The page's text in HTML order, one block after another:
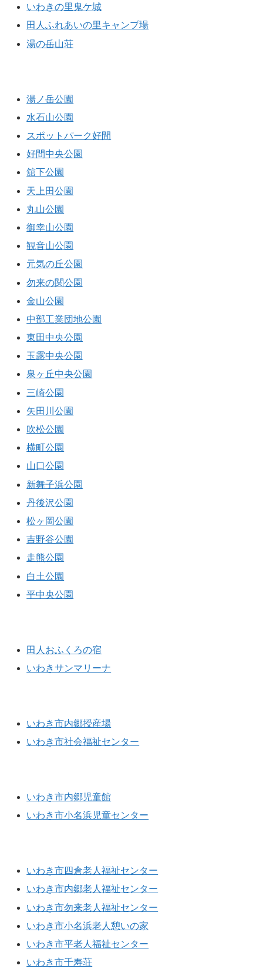
いわきの里鬼ケ城
田人ふれあいの里キャンプ場
湯の岳山荘
湯ノ岳公園
水石山公園
スポットパーク好間
好間中央公園
舘下公園
天上田公園
丸山公園
御幸山公園
観音山公園
元気の丘公園
勿来の関公園
金山公園
中部工業団地公園
東田中央公園
玉露中央公園
泉ヶ丘中央公園
三崎公園
矢田川公園
吹松公園
横町公園
山口公園
新舞子浜公園
丹後沢公園
松ヶ岡公園
吉野谷公園
走熊公園
白土公園
平中央公園
田人おふくろの宿
いわきサンマリーナ
いわき市内郷授産場
いわき市社会福祉センター
いわき市内郷児童館
いわき市小名浜児童センター
いわき市四倉老人福祉センター
いわき市内郷老人福祉センター
いわき市勿来老人福祉センター
いわき市小名浜老人憩いの家
いわき市平老人福祉センター
いわき市千寿荘